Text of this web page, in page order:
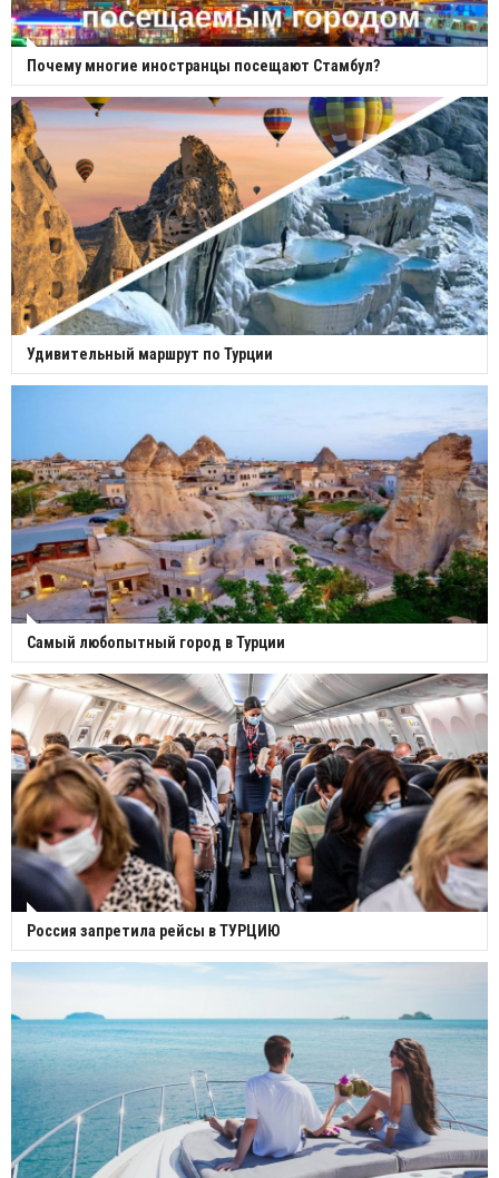
Почему многие иностранцы посещают Стамбул?
Удивительный маршрут по Турции
Самый любопытный город в Турции
Россия запретила рейсы в ТУРЦИЮ